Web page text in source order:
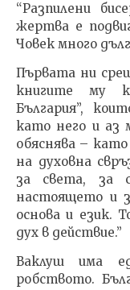
“Разпилени
жертва е
Човек много
Първата ни
книгите му
България”,
като него и аз
обяснява –
на духовна
за света, за
настоящето и
основа и език.
дух в действие.”
Ваклуш има
робството.